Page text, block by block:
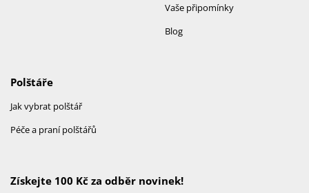
Vaše připomínky
Blog
Polštáře
Jak vybrat polštář
Péče a praní polštářů
Získejte 100 Kč za odběr novinek!